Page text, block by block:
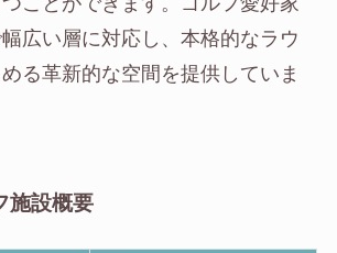
広い層に対応し、本格的なラウ
る革新的な空間を提供していま
施設概要